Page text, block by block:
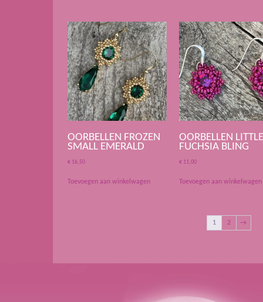
OORBELLEN FROZEN
SMALL EMERALD
€ 16,50
Toevoegen aan winkelwagen
OORBELLEN
FUCHSIA BLING
€ 11,00
Toevoegen aan winkelwagen
1 2 →